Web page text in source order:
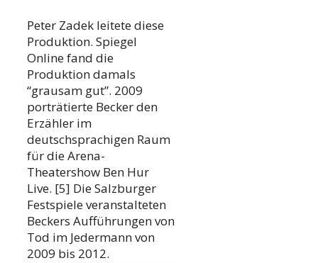
Peter Zadek leitete diese
Produktion. Spiegel
Online fand die
Produktion damals
“grausam gut”. 2009
porträtierte Becker den
Erzähler im
deutschsprachigen Raum
für die Arena-
Theatershow Ben Hur
Live. [5] Die Salzburger
Festspiele veranstalteten
Beckers Aufführungen von
Tod im Jedermann von
2009 bis 2012.